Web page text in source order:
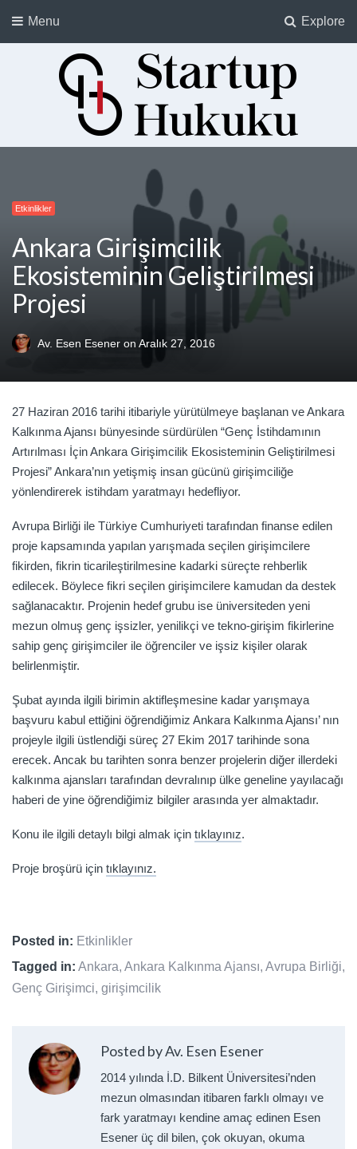
Explore
Menu
Startup Hukuku
Startuplar için Hukuk, Hukukçular için Startuplar
Etkinlikler
Ankara Girişimcilik
Ekosisteminin Geliştirilmesi
Projesi
Av. Esen Esener on Aralık 27, 2016
27 Haziran 2016 tarihi itibariyle yürütülmeye başlanan ve Ankara
Kalkınma Ajansı bünyesinde sürdürülen “Genç İstihdamının
Artırılması İçin Ankara Girişimcilik Ekosisteminin Geliştirilmesi
Projesi” Ankara’nın yetişmiş insan gücünü girişimciliğe
yönlendirerek istihdam yaratmayı hedefliyor.
Avrupa Birliği ile Türkiye Cumhuriyeti tarafından finanse edilen
proje kapsamında yapılan yarışmada seçilen girişimcilere
fikirden, fikrin ticarileştirilmesine kadarki süreçte rehberlik
edilecek. Böylece fikri seçilen girişimcilere kamudan da destek
sağlanacaktır. Projenin hedef grubu ise üniversiteden yeni
mezun olmuş genç işsizler, yenilikçi ve tekno-girişim fikirlerine
sahip genç girişimciler ile öğrenciler ve işsiz kişiler olarak
belirlenmiştir.
Şubat ayında ilgili birimin aktifleşmesine kadar yarışmaya
başvuru kabul ettiğini öğrendiğimiz Ankara Kalkınma Ajansı’ nın
projeyle ilgili üstlendiği süreç 27 Ekim 2017 tarihinde sona
erecek. Ancak bu tarihten sonra benzer projelerin diğer illerdeki
kalkınma ajansları tarafından devralınıp ülke geneline yayılacağı
haberi de yine öğrendiğimiz bilgiler arasında yer almaktadır.
Konu ile ilgili detaylı bilgi almak için tıklayınız.
Proje broşürü için tıklayınız.
Posted in: Etkinlikler
Tagged in: Ankara, Ankara Kalkınma Ajansı, Avrupa Birliği,
Genç Girişimci, girişimcilik
Posted by Av. Esen Esener
2014 yılında İ.D. Bilkent Üniversitesi’nden
mezun olmasından itibaren farklı olmayı ve
fark yaratmayı kendine amaç edinen Esen
Esener üç dil bilen, çok okuyan, okuma